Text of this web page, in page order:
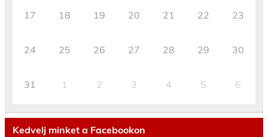
17 18 19 20 21 22 23
24 25 26 27 28 29 30
31 1 2 3 4 5 6
Kedvelj minket a Facebookon